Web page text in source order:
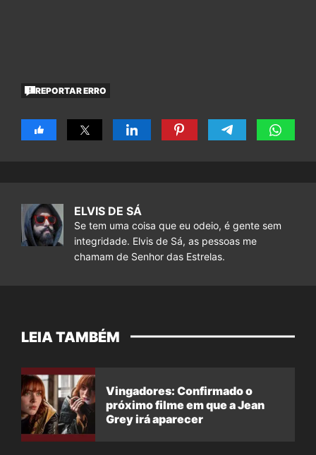
REPORTAR ERRO
ELVIS DE SÁ
Se tem uma coisa que eu odeio, é gente sem
integridade. Elvis de Sá, as pessoas me
chamam de Senhor das Estrelas.
LEIA TAMBÉM
Vingadores: Confirmado o
próximo filme em que a Jean
Grey irá aparecer